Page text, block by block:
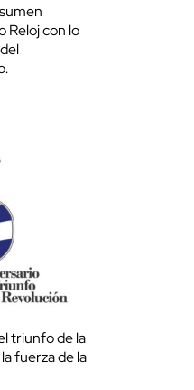
Reloj con lo
triunfo de la
fuerza de la